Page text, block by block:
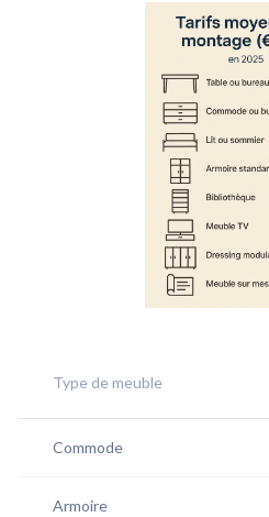
Type de meuble
Commode
Armoire